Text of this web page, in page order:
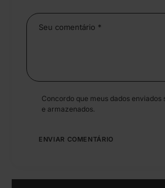
Concordo que meus dados enviados
e armazenados.